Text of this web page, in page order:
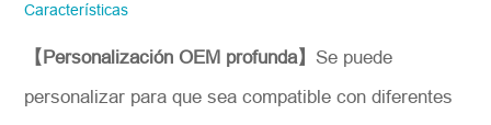
región/país. ¡Te responderemos lo antes
Características
【Personalización OEM profunda】Se puede
personalizar para que sea compatible con diferentes